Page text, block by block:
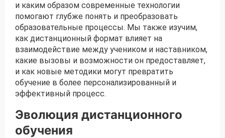
и каким образом современные технологии
помогают глубже понять и преобразовать
образовательные процессы. Мы также изучим,
как дистанционный формат влияет на
взаимодействие между учеником и наставником,
какие вызовы и возможности он предоставляет,
и как новые методики могут превратить
обучение в более персонализированный и
эффективный процесс.
Эволюция дистанционного
обучения
Даю согласие наобработку персональных
данныхиe-mail рассылку